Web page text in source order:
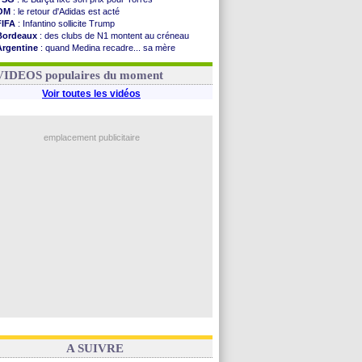
: le retour d'Adidas est acté
: Infantino sollicite Trump
: des clubs de N1 montent au créneau
: quand Medina recadre... sa mère
: Paixão attire un 2e club anglais
populaires du moment
Voir toutes les vidéos
emplacement publicitaire
A SUIVRE